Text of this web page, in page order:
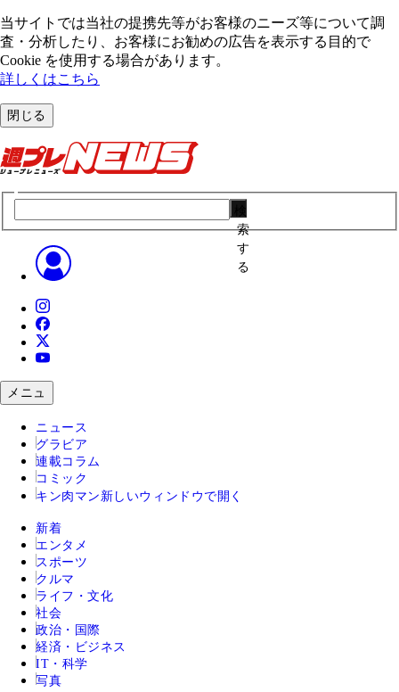
当サイトでは当社の提携先等がお客様のニーズ等について調
査・分析したり、お客様にお勧めの広告を表⽰する⽬的で
Cookie を使⽤する場合があります。
詳しくはこちら
閉じる
索
す
る
メニュ
ニュース
グラビア
連載コラム
コミック
キン肉マン 新しいウィンドウで開く
新着
エンタメ
スポーツ
クルマ
ライフ・文化
社会
政治・国際
経済・ビジネス
IT・科学
写真